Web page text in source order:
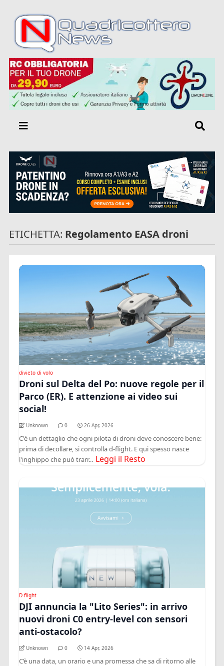
ETICHETTA: Regolamento EASA droni
divieto di volo
Droni sul Delta del Po: nuove regole per il
Parco (ER). E attenzione ai video sui
social!
Unknown 0 26 Apr, 2026
C'è un dettaglio che ogni pilota di droni deve conoscere bene:
prima di decollare, si controlla d-flight. E qui spesso nasce
l'inghippo che può trarr... Leggi il Resto
D-flight
DJI annuncia la "Lito Series": in arrivo
nuovi droni C0 entry-level con sensori
anti-ostacolo?
Unknown 0 14 Apr, 2026
C’è una data, un orario e una promessa che sa di ritorno alle